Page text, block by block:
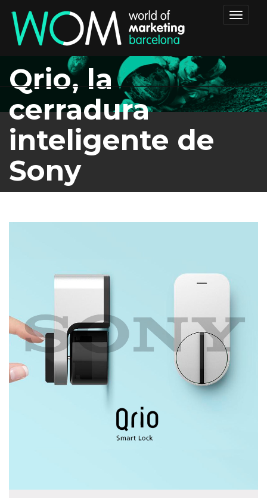
Toggle
Qrio, la
cerradura
inteligente de
Sony